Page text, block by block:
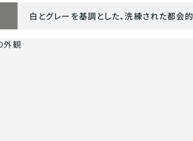
白とグレーを基調とした、洗練された都会